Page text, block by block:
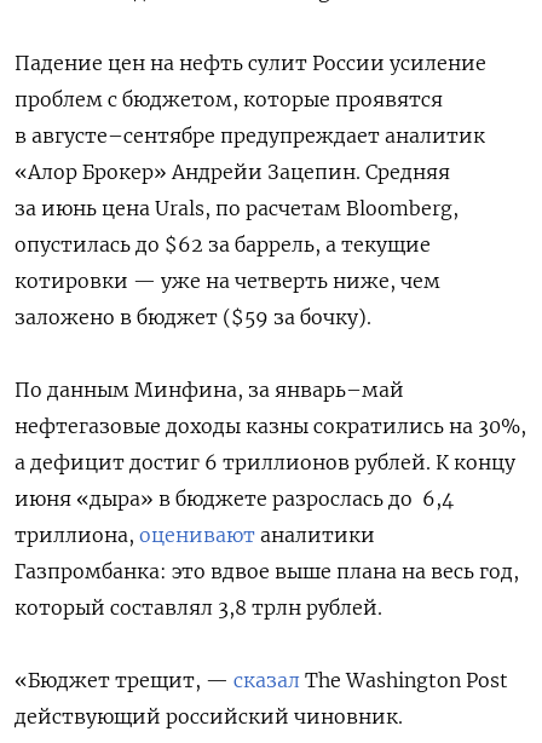
Падение цен на нефть сулит России усиление
проблем с бюджетом, которые проявятся
в августе–сентябре предупреждает аналитик
«Алор Брокер» Андрейи Зацепин. Средняя
за июнь цена Urals, по расчетам Bloomberg,
опустилась до $62 за баррель, а текущие
котировки — уже на четверть ниже, чем
заложено в бюджет ($59 за бочку).
По данным Минфина, за январь–май
нефтегазовые доходы казны сократились на 30%,
а дефицит достиг 6 триллионов рублей. К концу
июня «дыра» в бюджете разрослась до 6,4
триллиона, оценивают аналитики
Газпромбанка: это вдвое выше плана на весь год,
который составлял 3,8 трлн рублей.
«Бюджет трещит, — сказал The Washington Post
действующий российский чиновник.